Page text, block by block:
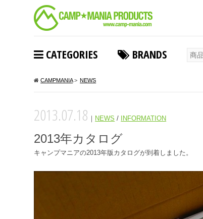
CATEGORIES BRANDS
CAMPMANIA> NEWS
2013.07.18 ｜ NEWS / INFORMATION
2013年カタログ
キャンプマニアの2013年版カタログが到着しました。